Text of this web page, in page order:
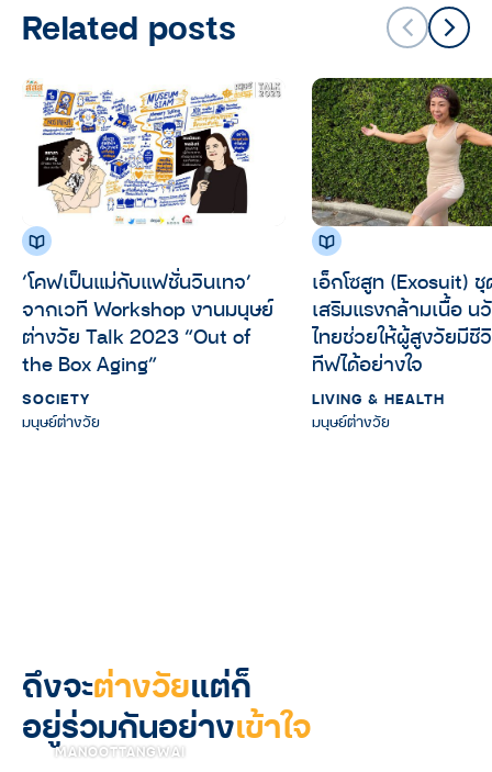
Related posts
‘โคฟเป็นแม่กับแฟชั่นวินเทจ’
จากเวที Workshop งานมนุษย์
ต่างวัย Talk 2023 “Out of
the Box Aging”
SOCIETY
มนุษย์ต่างวัย
เอ็กโซสูท (Exosuit)
เสริมแรงกล้ามเนื้อ น
ไทยช่วยให้ผู้สูงวัยมีชี
ทีฟได้อย่างใจ
LIVING & HEALTH
มนุษย์ต่างวัย
ถึงจะต่างวัยแต่ก็
อยู่ร่วมกันอย่างเข้าใจ
MANOOTTANGWAI